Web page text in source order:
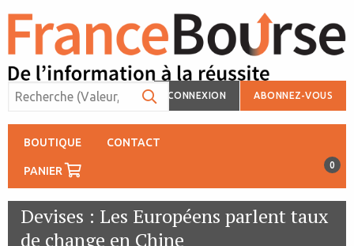
CONNEXION ABONNEZ-VOUS
BOUTIQUE CONTACT
PANIER 0
Devises : Les Européens parlent taux
de change en Chine